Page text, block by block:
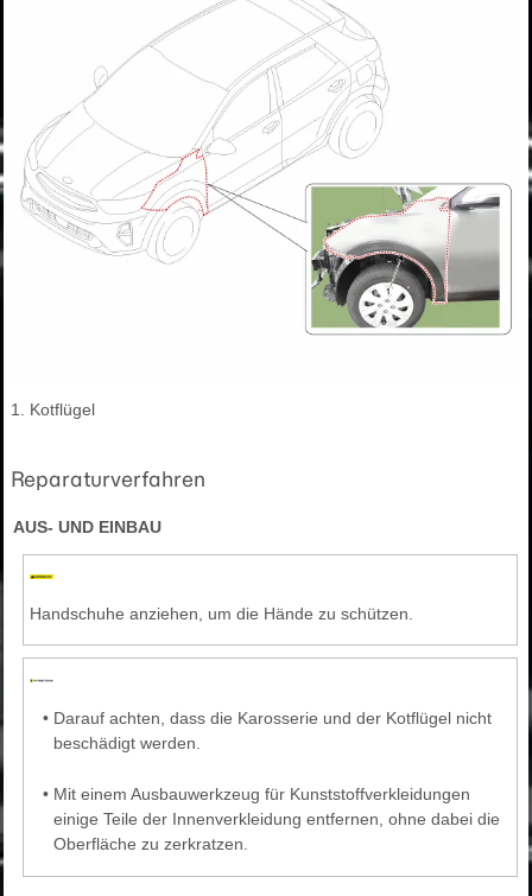
1. Kotflügel
Reparaturverfahren
AUS- UND EINBAU
Handschuhe anziehen, um die Hände zu schützen.
• Darauf achten, dass die Karosserie und der Kotflügel nicht
beschädigt werden.
• Mit einem Ausbauwerkzeug für Kunststoffverkleidungen
einige Teile der Innenverkleidung entfernen, ohne dabei die
Oberfläche zu zerkratzen.